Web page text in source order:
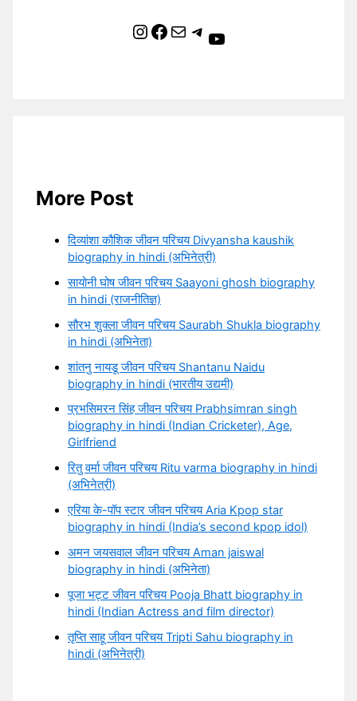
Instagram Facebook Mail Telegram YouTube
More Post
दिव्यांशा कौशिक जीवन परिचय Divyansha kaushik
biography in hindi (अभिनेत्री)
सायोनी घोष जीवन परिचय Saayoni ghosh biography
in hindi (राजनीतिज्ञ)
सौरभ शुक्ला जीवन परिचय Saurabh Shukla biography
in hindi (अभिनेता)
शांतनु नायडू जीवन परिचय Shantanu Naidu
biography in hindi (भारतीय उद्यमी)
प्रभसिमरन सिंह जीवन परिचय Prabhsimran singh
biography in hindi (Indian Cricketer), Age,
Girlfriend
रितु वर्मा जीवन परिचय Ritu varma biography in hindi
(अभिनेत्री)
एरिया के-पॉप स्टार जीवन परिचय Aria Kpop star
biography in hindi (India’s second kpop idol)
अमन जयसवाल जीवन परिचय Aman jaiswal
biography in hindi (अभिनेता)
पूजा भट्ट जीवन परिचय Pooja Bhatt biography in
hindi (Indian Actress and film director)
तृप्ति साहू जीवन परिचय Tripti Sahu biography in
hindi (अभिनेत्री)